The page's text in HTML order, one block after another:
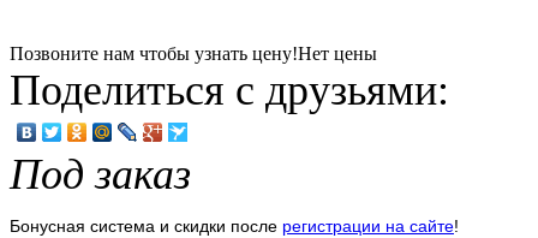
Позвоните нам чтобы узнать цену!Нет цены
Поделиться с друзьями:
Под заказ
Бонусная система и скидки после регистрации на сайте!